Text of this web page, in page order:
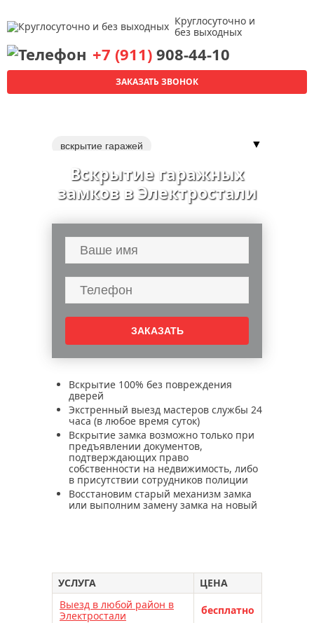
Круглосуточно и
без выходных
+7 (911) 908-44-10
ЗАКАЗАТЬ ЗВОНОК
вскрытие гаражей
вскрытие автомобилей
вскрытие щеколды
замена замков в межкомнатной двери
установка замка
ремонт личинки замка
замена замка
перекодировка замков
▼
Вскрытие гаражных
замков в Электростали
Вскрытие 100% без повреждения
дверей
Экстренный выезд мастеров службы 24
часа (в любое время суток)
Вскрытие замка возможно только при
предъявлении документов,
подтверждающих право
собственности на недвижимость, либо
в присутствии сотрудников полиции
Восстановим старый механизм замка
или выполним замену замка на новый
УСЛУГА
ЦЕНА
Выезд в любой район в
Электростали
бесплатно